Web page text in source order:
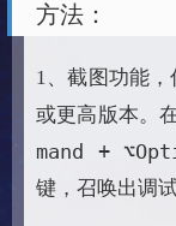
方法：
1、截图功能，
或更高版本。
mand +
键，召唤出调试